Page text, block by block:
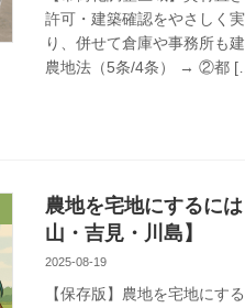
許可・建築確認をやさしく
り、併せて倉庫や事務所も
農地法（5条/4条） → ②都
農地を宅地にするに
山・吉見・川島】
2025-08-19
【保存版】農地を宅地にす